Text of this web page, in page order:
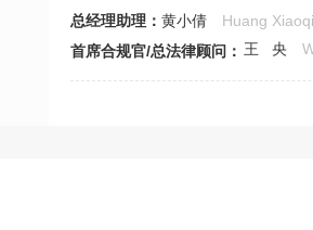
总经理助理： 黄小倩
Huang
首席合规官/总法律顾问： 王 央